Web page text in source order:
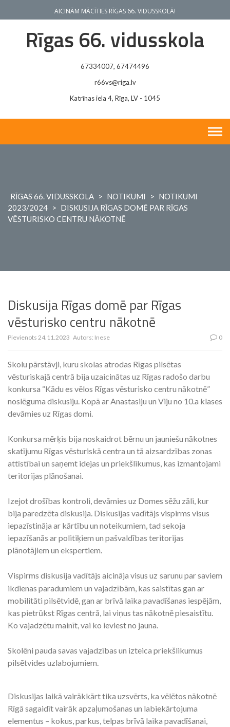
AICINĀM MĀCĪTIES RĪGAS 66. VIDUSSKOLĀ!
Rīgas 66. vidusskola
67334007, 67474496
r66vs@riga.lv
Katrīnas iela 4, Rīga, LV - 1045
RĪGAS 66. VIDUSSKOLA > NOTIKUMI > NOTIKUMI
2023/2024 > DISKUSIJA RĪGAS DOMĒ PAR RĪGAS
VĒSTURISKO CENTRU NĀKOTNĒ
Diskusija Rīgas domē par Rīgas
vēsturisko centru nākotnē
Pievienots 24.11.2023 Autors: Inese 0
Skolu pārstāvji, kuru skolas atrodas Rīgas pilsētas
vēsturiskajā centrā bija uzaicinātas uz Rīgas radošo darbu
konkursa “Kādu es vēlos Rīgas vēsturisko centru nākotnē”
noslēguma diskusiju. Kopā ar Anastasiju un Viju no 10.a klases
devāmies uz Rīgas domi.
Konkursa mērķis bija noskaidrot bērnu un jauniešu nākotnes
skatījumu Rīgas vēsturiskā centra un tā aizsardzības zonas
attīstībai un saņemt idejas un priekšlikumus, kas izmantojami
teritorijas plānošanai.
Izejot drošības kontroli, devāmies uz Domes sēžu zāli, kur
bija paredzēta diskusija. Diskusijas vadītājs vispirms visus
iepazīstināja ar kārtību un noteikumiem, tad sekoja
iepazīšanās ar politiķiem un pašvaldības teritorijas
plānotājiem un ekspertiem.
Vispirms diskusija vadītājs aicināja visus uz sarunu par saviem
ikdienas paradumiem un vajadzībām, kas saistītas gan ar
mobilitāti pilsētvidē, gan ar brīvā laika pavadīšanas iespējām,
kas pietrūkst Rīgas centrā, lai viņus tas nākotnē piesaistītu.
Ko vajadzētu mainīt, vai ko ieviest no jauna.
Skolēni pauda savas vajadzības un izteica priekšlikumus
pilsētvides uzlabojumiem.
Diskusijas laikā vairākkārt tika uzsvērts, ka vēlētos nākotnē
Rīgā sagaidīt vairāk apzaļumošanas un labiekārtojuma
elementus – kokus, parkus, telpas brīvā laika pavadīšanai,